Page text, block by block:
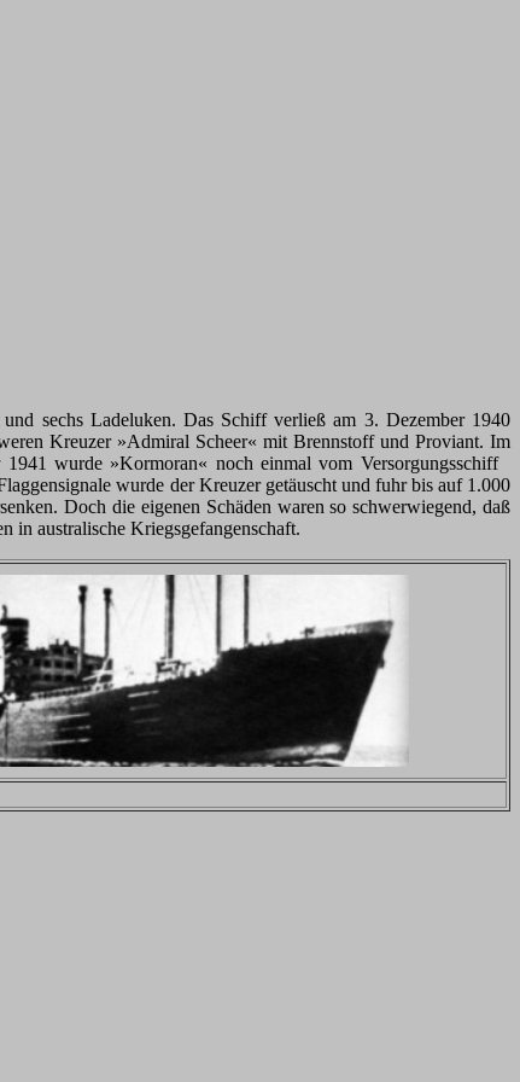
sechs Ladeluken. Das Schiff verließ am 3. Dezember 1940
Kreuzer »Admiral Scheer« mit Brennstoff und Proviant. Im
wurde »Kormoran« noch einmal vom Versorgungsschiff
wurde der Kreuzer getäuscht und fuhr bis auf 1.000
Doch die eigenen Schäden waren so schwerwiegend, daß
in australische Kriegsgefangenschaft.